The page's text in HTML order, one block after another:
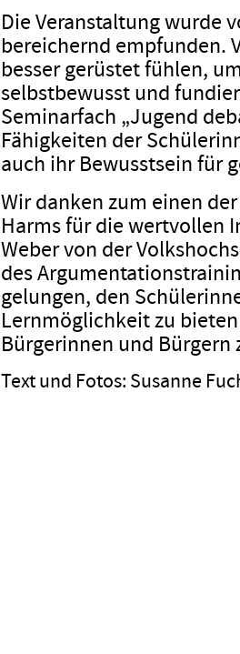
Die Veranstaltung wurde
bereichernd empfunden.
besser gerüstet fühlen,
selbstbewusst und
Seminarfach „Jugend
Fähigkeiten der
auch ihr Bewusstsein für
Wir danken zum einen
Harms für die wertvollen
Weber von der
des
gelungen, den
Lernmöglichkeit zu
Bürgerinnen und Bürgern
Text und Fotos: Susanne